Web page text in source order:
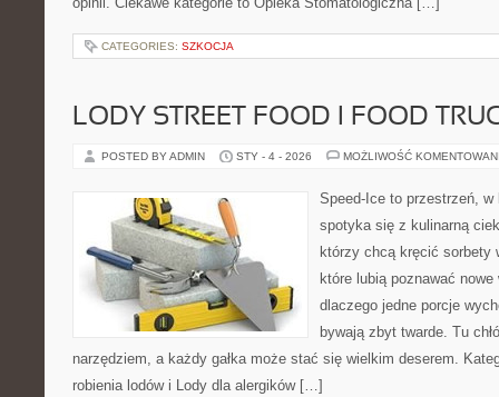
CATEGORIES: SZKOCJA
LODY STREET FOOD I FOOD
POSTED BY ADMIN STY - 4 - 2026 MOŻLIWOŚĆ
Speed-Ice to przestrzeń,
spotyka się z kulinarną
którzy chcą kręcić sorbety
które lubią poznawać
dlaczego jedne porcje
bywają zbyt twarde. Tu
narzędziem, a każdy gałka może stać się wielkim deserem.
robienia lodów i Lody dla alergików […]